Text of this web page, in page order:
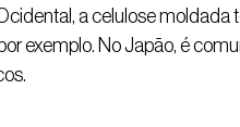
a celulose
exemplo. No Japão, é